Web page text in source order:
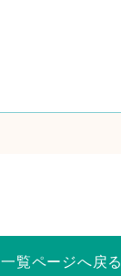
一覧ページへ戻る